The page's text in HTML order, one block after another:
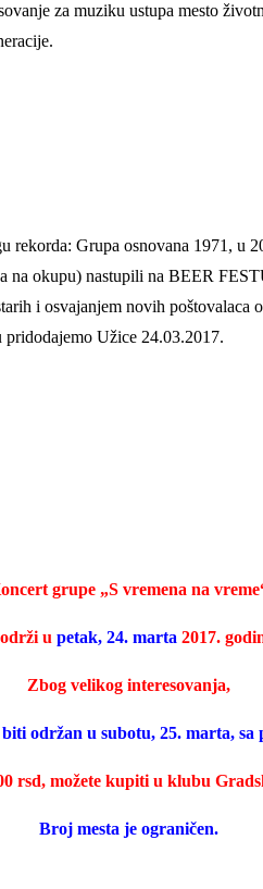
za muziku ustupa mesto
Grupa osnovana 1971,
na okupu) nastupili na BEER
i osvajanjem novih
Užice 24.03.2017.
grupe „S vremena na
u petak, 24. marta 2017.
Zbog velikog interesovanja,
održan u subotu, 25. marta, sa
rsd, možete kupiti u klubu
Broj mesta je ograničen.